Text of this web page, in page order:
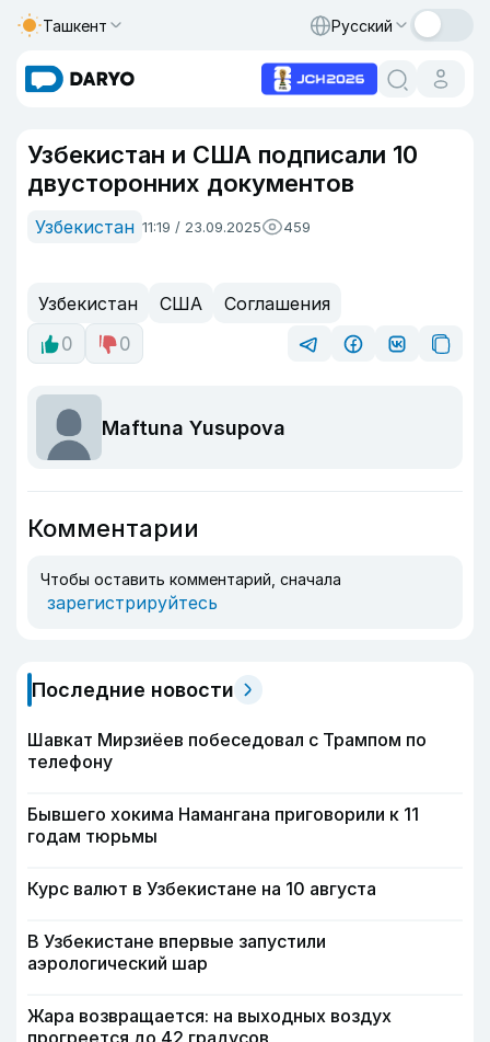
Ташкент Русский
Узбекистан и США подписали 10
двусторонних документов
Узбекистан 11:19 / 23.09.2025 459
Узбекистан США
Соглашения
0
0
Maftuna Yusupova
Комментарии
Чтобы оставить комментарий, сначала
зарегистрируйтесь
Последние новости
Шавкат Мирзиёев побеседовал с Трампом по
телефону
Бывшего хокима Намангана приговорили к 11
годам тюрьмы
Курс валют в Узбекистане на 10 августа
В Узбекистане впервые запустили
аэрологический шар
Жара возвращается: на выходных воздух
прогреется до 42 градусов